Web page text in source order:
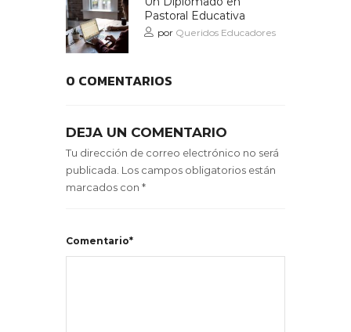
Pastoral Educativa
por Queridos Educadores
0 COMENTARIOS
DEJA UN COMENTARIO
Tu dirección de correo electrónico no será
publicada. Los campos obligatorios están
marcados con *
Comentario*